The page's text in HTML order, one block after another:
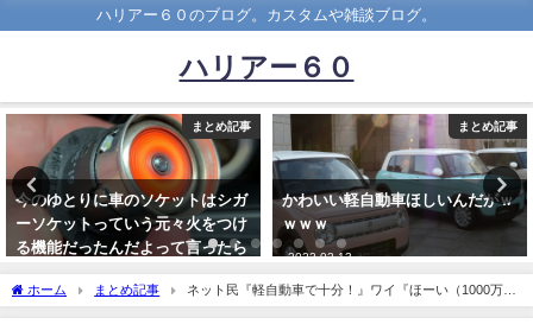
ハリアー６０のブログ。カスタムや雑談ブログ。
ハリアー６０
まとめ記事
かわいい軽自動車ほしいんだがｗ
ｗｗｗ
2022-02-13
まとめ記事
【悲報】日野、完全にトヨタ頼
み。「今後の認証などお願いして
協力をいただく形になると思う」
ホーム まとめ記事
ネット民『軽自動車で十分！』ワイ『ほーい（1000万を
渡す）』→結果ｗｗｗｗ